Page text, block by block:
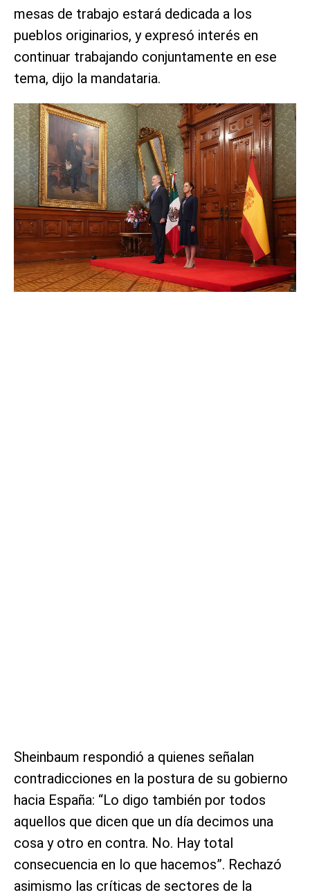
mesas de trabajo estará dedicada a los
pueblos originarios, y expresó interés en
continuar trabajando conjuntamente en ese
tema, dijo la mandataria.
Sheinbaum respondió a quienes señalan
contradicciones en la postura de su gobierno
hacia España: “Lo digo también por todos
aquellos que dicen que un día decimos una
cosa y otro en contra. No. Hay total
consecuencia en lo que hacemos”. Rechazó
asimismo las críticas de sectores de la